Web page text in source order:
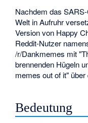
Nachdem das
Welt in Aufruhr
Version von Happy
Reddit-Nutzer
/r/Dankmemes mit
brennenden Hügeln
memes out of it"
Bedeutung